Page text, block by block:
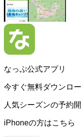
なっぷ公式アプリ
今すぐ無料ダウンロ
人気シーズンの予約
iPhoneの方はこちら